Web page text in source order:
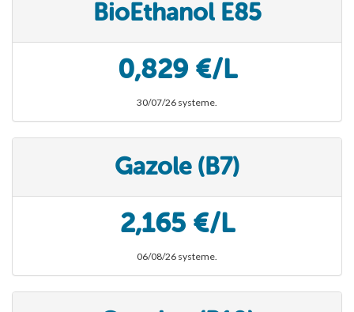
BioEthanol E85
0,829 €/L
30/07/26 systeme.
Gazole (B7)
2,165 €/L
06/08/26 systeme.